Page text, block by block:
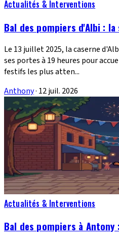
Actualités & Interventions
Bal des pompiers d'Albi :
Le 13 juillet 2025, la caserne
ses portes à 19 heures pour
festifs les plus atten...
Anthony· 12 juil. 2026
Actualités & Interventions
Bal des pompiers à